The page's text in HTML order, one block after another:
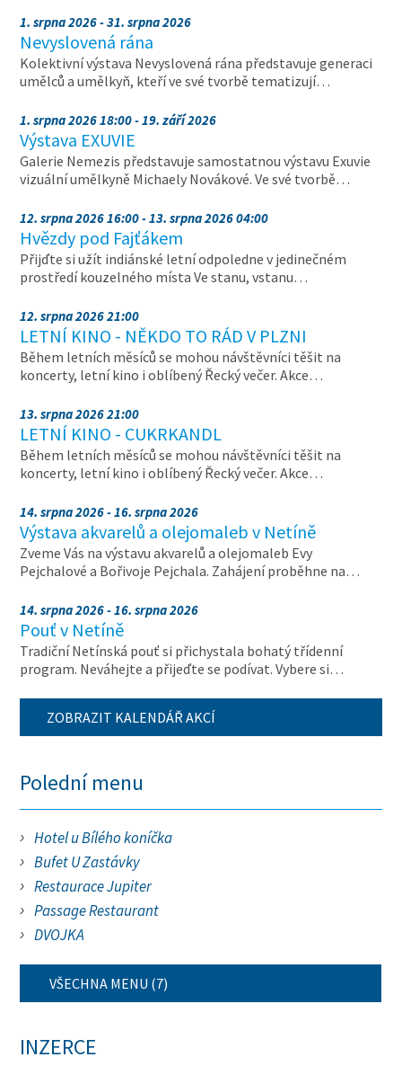
1. srpna 2026 - 31. srpna 2026
Nevyslovená rána
Kolektivní výstava Nevyslovená rána představuje generaci
umělců a umělkyň, kteří ve své tvorbě tematizují…
1. srpna 2026 18:00 - 19. září 2026
Výstava EXUVIE
Galerie Nemezis představuje samostatnou výstavu Exuvie
vizuální umělkyně Michaely Novákové. Ve své tvorbě…
12. srpna 2026 16:00 - 13. srpna 2026 04:00
Hvězdy pod Fajťákem
Přijďte si užít indiánské letní odpoledne v jedinečném
prostředí kouzelného místa Ve stanu, vstanu…
12. srpna 2026 21:00
LETNÍ KINO - NĚKDO TO RÁD V PLZNI
Během letních měsíců se mohou návštěvníci těšit na
koncerty, letní kino i oblíbený Řecký večer. Akce…
13. srpna 2026 21:00
LETNÍ KINO - CUKRKANDL
Během letních měsíců se mohou návštěvníci těšit na
koncerty, letní kino i oblíbený Řecký večer. Akce…
14. srpna 2026 - 16. srpna 2026
Výstava akvarelů a olejomaleb v Netíně
Zveme Vás na výstavu akvarelů a olejomaleb Evy
Pejchalové a Bořivoje Pejchala. Zahájení proběhne na…
14. srpna 2026 - 16. srpna 2026
Pouť v Netíně
Tradiční Netínská pouť si přichystala bohatý třídenní
program. Neváhejte a přijeďte se podívat. Vybere si…
ZOBRAZIT KALENDÁŘ AKCÍ
Polední menu
Hotel u Bílého koníčka
Bufet U Zastávky
Restaurace Jupiter
Passage Restaurant
DVOJKA
VŠECHNA MENU (7)
INZERCE